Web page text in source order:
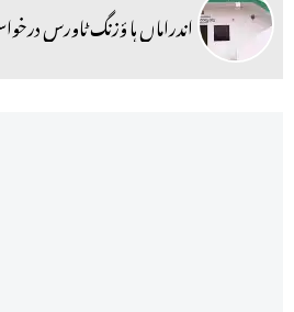
اندراماں ہا ؤزنگ ٹاورس